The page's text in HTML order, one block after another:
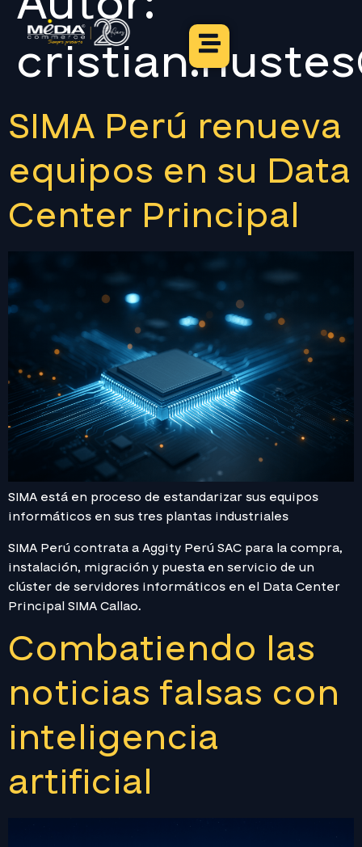
SIMA Perú renueva
equipos en su Data
Center Principal
SIMA está en proceso de estandarizar sus equipos
informáticos en sus tres plantas industriales
SIMA Perú contrata a Aggity Perú SAC para la compra,
instalación, migración y puesta en servicio de un
clúster de servidores informáticos en el Data Center
Principal SIMA Callao.
Combatiendo las
noticias falsas con
inteligencia
artificial